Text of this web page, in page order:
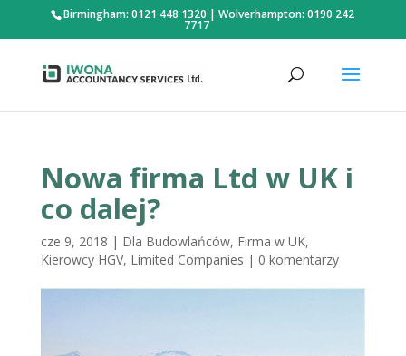
Birmingham: 0121 448 1320 |Wolverhampton: 0190 242
7717
Nowa firma Ltd w UK i
co dalej?
cze 9, 2018 | Dla Budowlańców, Firma w UK,
Kierowcy HGV, Limited Companies | 0 komentarzy